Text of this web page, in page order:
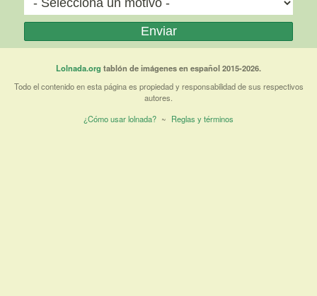
Lolnada.org tablón de imágenes en español 2015-2026.
Todo el contenido en esta página es propiedad y responsabilidad de sus respectivos
autores.
¿Cómo usar lolnada? ~ Reglas y términos